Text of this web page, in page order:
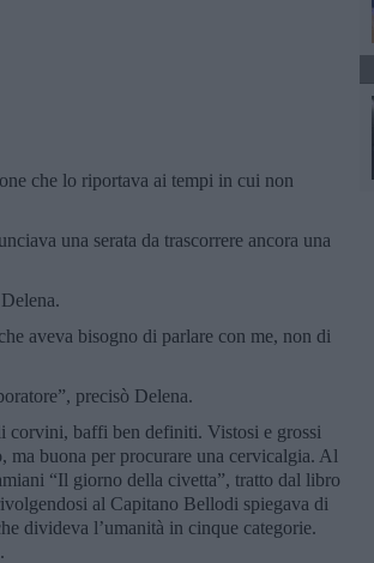
che lo riportava ai tempi in cui non
una serata da trascorrere ancora una
aveva bisogno di parlare con me, non di
precisò Delena.
corvini, baffi ben definiti. Vistosi e grossi
buona per procurare una cervicalgia. Al
“Il giorno della civetta”, tratto dal libro
al Capitano Bellodi spiegava di
divideva l’umanità in cinque categorie.